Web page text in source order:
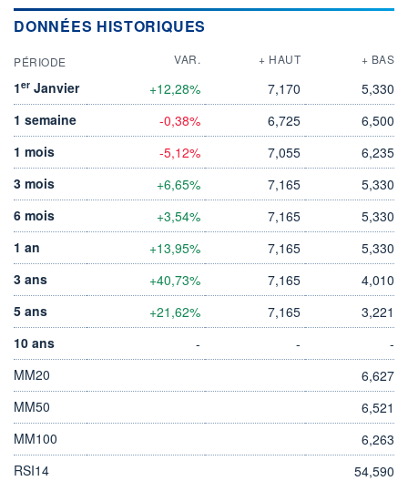
DONNÉES HISTORIQUES
PÉRIODE VAR. + HAUT + BAS
1er Janvier +12,28% 7,170
5,330
1 semaine
-0,38% 6,725
6,500
1 mois
-5,12% 7,055
6,235
3 mois
+6,65% 7,165
5,330
6 mois
+3,54% 7,165
5,330
1 an
+13,95% 7,165
5,330
3 ans
+40,73% 7,165
4,010
5 ans
+21,62% 7,165
3,221
10 ans
- -
-
MM20
6,627
MM50
6,521
MM100
6,263
RSI14
54,590